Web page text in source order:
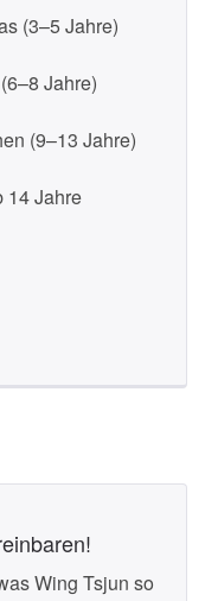
(3–5 Jahre)
Jahre)
(9–13 Jahre)
14 Jahre
Wing Tsjun so